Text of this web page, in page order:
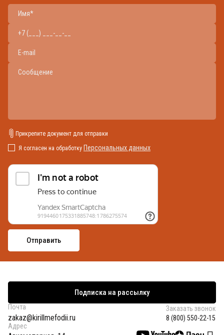
Прикрепите документ для отправки
Я согласен на обработку Персональных данных
Подписка на рассылку
Почта
zakaz@kirillmefodii.ru
Заказать звонок
8 (800) 550-22-15
Адрес